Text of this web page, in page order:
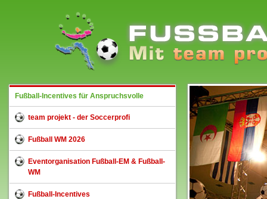
Fußball-Incentives für Anspruchsvolle
team projekt - der Soccerprofi
Fußball WM 2026
Eventorganisation Fußball-EM & Fußball-
WM
Fußball-Incentives